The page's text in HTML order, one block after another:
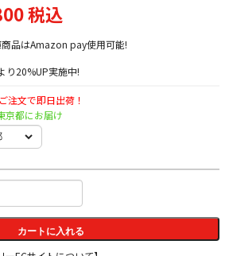
税込
品はAmazon pay使用可能!
り20%UP実施中!
注文で即日出荷！
京都にお届け
カートに入れる